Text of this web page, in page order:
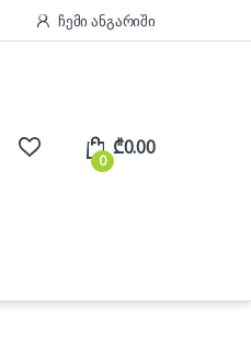
ჩემი ანგარიში
0
₾0.00